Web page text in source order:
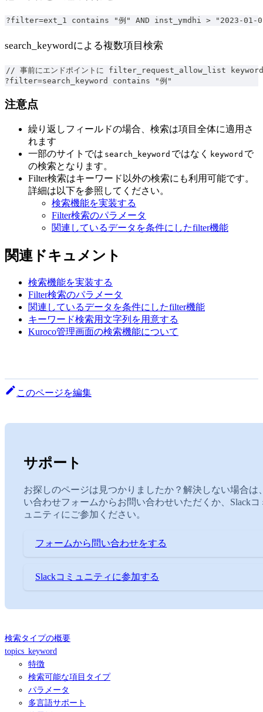
?filter=ext_1 contains "例" AND inst_ymdhi > "2023-01-
search_keywordによる複数項目検索
// 事前にエンドポイントに filter_request_allow_list
?filter=search_keyword contains "例"
注意点
繰り返しフィールドの場合、検索は項目全体に適用さ
れます
一部のサイトでは search_keyword ではなく keyword で
の検索となります。
Filter検索はキーワード以外の検索にも利用可能です。
詳細は以下を参照してください。
検索機能を実装する
Filter検索のパラメータ
関連しているデータを条件にしたfilter機能
関連ドキュメント
検索機能を実装する
Filter検索のパラメータ
関連しているデータを条件にしたfilter機能
キーワード検索用文字列を用意する
Kuroco管理画面の検索機能について
このページを編集
サポート
お探しのページは見つかりましたか？解決しない場合は
い合わせフォームからお問い合わせいただくか、Slackコ
ュニティにご参加ください。
フォームから問い合わせをする
Slackコミュニティに参加する
検索タイプの概要
topics_keyword
特徴
検索可能な項目タイプ
パラメータ
多言語サポート